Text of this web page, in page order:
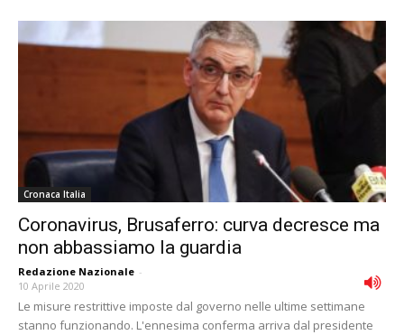
Cronaca Italia
Coronavirus, Brusaferro: curva decresce ma
non abbassiamo la guardia
Redazione Nazionale -
10 Aprile 2020
Le misure restrittive imposte dal governo nelle ultime settimane
stanno funzionando. L'ennesima conferma arriva dal presidente